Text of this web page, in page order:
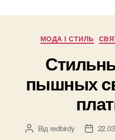
МОДА І СТИЛЬ
пышных
Автор
Від redbirdy
Дата